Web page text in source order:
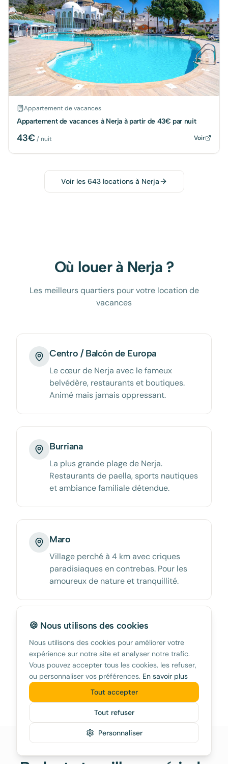
Appartement de vacances
Appartement de vacances à Nerja à partir de 43€ par nuit
43€/ nuit Voir
Voir les 643locations à Nerja
Où louer à Nerja?
Les meilleurs quartiers pour votre location de
vacances
Centro / Balcón de Europa
Le cœur de Nerja avec le fameux
belvédère, restaurants et boutiques.
Animé mais jamais oppressant.
Burriana
La plus grande plage de Nerja.
Restaurants de paella, sports nautiques
et ambiance familiale détendue.
Maro
Village perché à 4 km avec criques
paradisiaques en contrebas. Pour les
amoureux de nature et tranquillité.
Capistrano
Urbanisation résidentielle au-dessus de
Burriana. Calme avec piscines
communes et vue mer.
🍪 Nous utilisons des cookies
Nous utilisons des cookies pour améliorer votre
expérience sur notre site et analyser notre trafic.
Vous pouvez accepter tous les cookies, les refuser,
ou personnaliser vos préférences. En savoir plus
Personnaliser
Tout refuser
Tout accepter